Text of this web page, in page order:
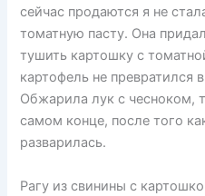
сейчас продаются я не
томатную пасту. Она
тушить картошку с
картофель не превратился
Обжарила лук с чесноком,
самом конце, после того
разварилась.
Рагу из свинины с